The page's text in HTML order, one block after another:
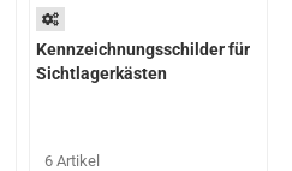
Kennzeichnungsschilder für
Sichtlagerkästen
6 Artikel